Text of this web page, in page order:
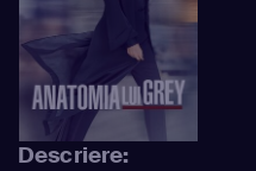
Descriere: